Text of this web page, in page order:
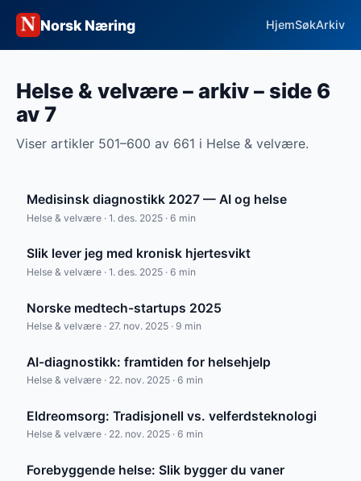
Norsk Næring HjemSøkArkiv
Helse & velvære – arkiv – side 6
av 7
Viser artikler 501–600 av 661 i Helse & velvære.
Medisinsk diagnostikk 2027 — AI og helse
Helse & velvære · 1. des. 2025 · 6 min
Slik lever jeg med kronisk hjertesvikt
Helse & velvære · 1. des. 2025 · 6 min
Norske medtech-startups 2025
Helse & velvære · 27. nov. 2025 · 9 min
AI-diagnostikk: framtiden for helsehjelp
Helse & velvære · 22. nov. 2025 · 6 min
Eldreomsorg: Tradisjonell vs. velferdsteknologi
Helse & velvære · 22. nov. 2025 · 6 min
Forebyggende helse: Slik bygger du vaner